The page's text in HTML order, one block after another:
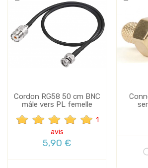
Cordon RG58 50 cm BNC
mâle vers PL femelle
1
avis
5,90 €